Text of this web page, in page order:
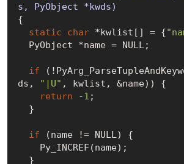
s, PyObject *kwds)
{
static
char *kwlist[] = {
  PyObject *name =
NULL;
if
ds,
"|U" , kwlist, &name)) {
return
-1 ;
if (name != NULL) {